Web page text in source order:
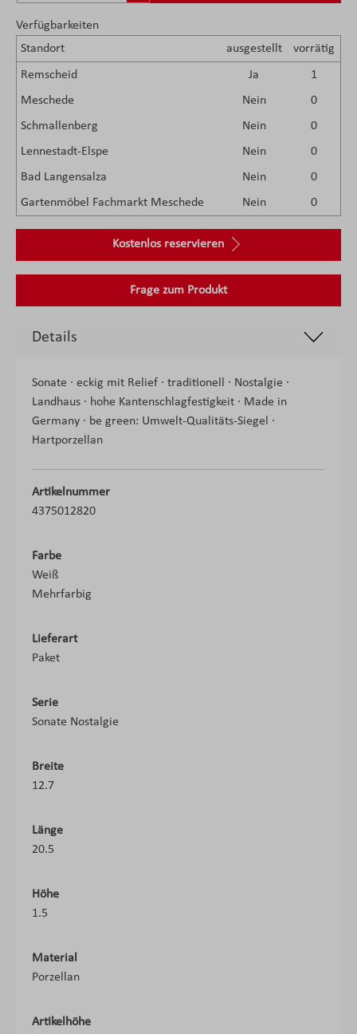
Verfügbarkeiten
Standort
ausgestellt vorrätig
Remscheid Ja
1
Meschede
Nein
0
Schmallenberg
Nein
0
Lennestadt-Elspe
Nein
0
Bad Langensalza
Nein
0
Gartenmöbel Fachmarkt Meschede
Nein 0
Kostenlos reservieren
Frage zum Produkt
Details
Sonate · eckig mit Relief · traditionell · Nostalgie ·
Landhaus · hohe Kantenschlagfestigkeit · Made in
Germany · be green: Umwelt-Qualitäts-Siegel ·
Hartporzellan
Artikelnummer
4375012820
Farbe
Weiß
Mehrfarbig
Lieferart
Paket
Serie
Sonate Nostalgie
Breite
12.7
Länge
20.5
Höhe
1.5
Material
Porzellan
Artikelhöhe